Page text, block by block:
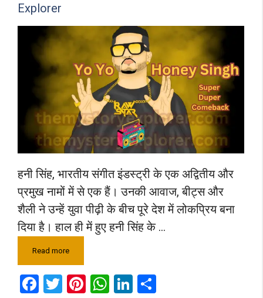
Explorer
हनी सिंह, भारतीय संगीत इंडस्ट्री के एक अद्वितीय और
प्रमुख नामों में से एक हैं। उनकी आवाज, बीट्स और
शैली ने उन्हें युवा पीढ़ी के बीच पूरे देश में लोकप्रिय बना
दिया है। हाल ही में हुए हनी सिंह के …
Read more
F
T
Pi
W
Li